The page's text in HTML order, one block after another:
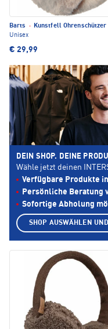
Barts ·
Kunstfell Ohrenschützer
Unisex
€ 29,99
DEIN SHOP. DEINE
Wähle jetzt deinen
Verfügbare Produkte
Persönliche Beratung
Sofortige Abholung